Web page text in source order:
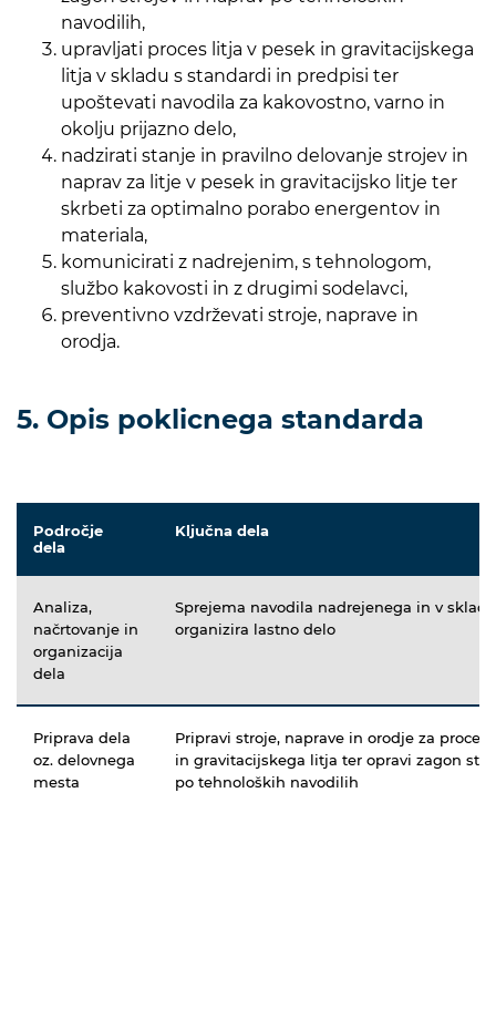
navodilih,
upravljati proces litja v pesek in gravitacijskega
litja v skladu s standardi in predpisi ter
upoštevati navodila za kakovostno, varno in
okolju prijazno delo,
nadzirati stanje in pravilno delovanje strojev in
naprav za litje v pesek in gravitacijsko litje ter
skrbeti za optimalno porabo energentov in
materiala,
komunicirati z nadrejenim, s tehnologom,
službo kakovosti in z drugimi sodelavci,
preventivno vzdrževati stroje, naprave in
orodja.
5. Opis poklicnega standarda
Področje
dela
Ključna dela
Analiza,
načrtovanje in
organizacija
dela
Sprejema navodila nadrejenega in v
organizira lastno delo
Priprava dela
oz. delovnega
mesta
Pripravi stroje, naprave in orodje za proces
in gravitacijskega litja ter opravi zagon
po tehnoloških navodilih